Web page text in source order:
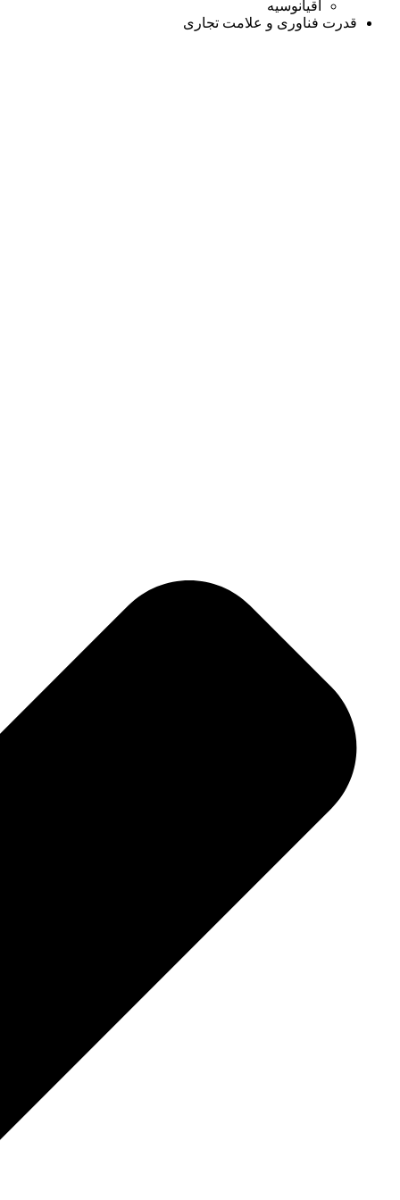
اقیانوسیه
قدرت فناوری و علامت تجاری